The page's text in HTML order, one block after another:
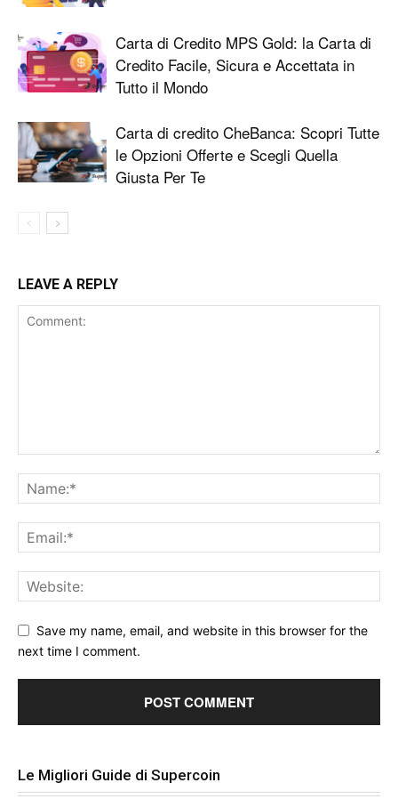
Carta di Credito MPS Gold: la Carta di
Credito Facile, Sicura e Accettata in
Tutto il Mondo
Carta di credito CheBanca: Scopri Tutte
le Opzioni Offerte e Scegli Quella
Giusta Per Te
LEAVE A REPLY
Save my name, email, and website in this browser for the
next time I comment.
Le Migliori Guide di Supercoin